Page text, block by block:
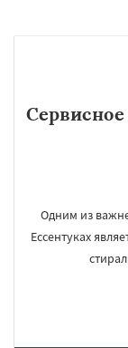
Одним из
Ессентуках